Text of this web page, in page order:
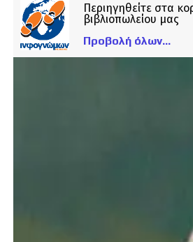
Περιηγηθείτε στα
βιβλιοπωλείου μας
Προβολή όλων